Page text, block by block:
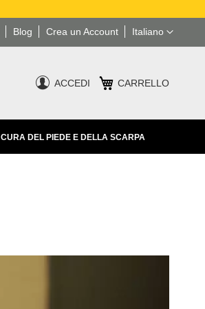
Lingua
Italiano
Blog Crea un Account
ACCEDI CARRELLO
CURA DEL PIEDE E DELLA SCARPA